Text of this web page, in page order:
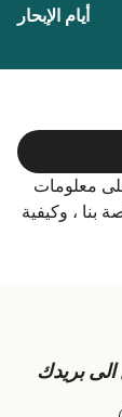
معلومات
بنا ، وكيفية
بريدك